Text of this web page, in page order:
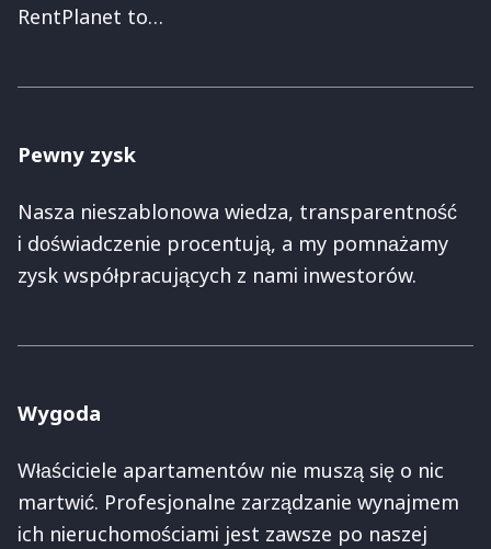
RentPlanet to…
Pewny zysk
Nasza nieszablonowa wiedza, transparentność
i doświadczenie procentują, a my pomnażamy
zysk współpracujących z nami inwestorów.
Wygoda
Właściciele apartamentów nie muszą się o nic
martwić. Profesjonalne zarządzanie wynajmem
ich nieruchomościami jest zawsze po naszej